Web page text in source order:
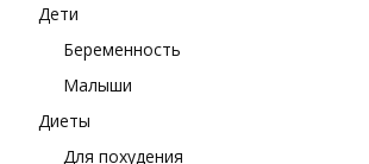
Дети
Беременность
Малыши
Диеты
Для похудения